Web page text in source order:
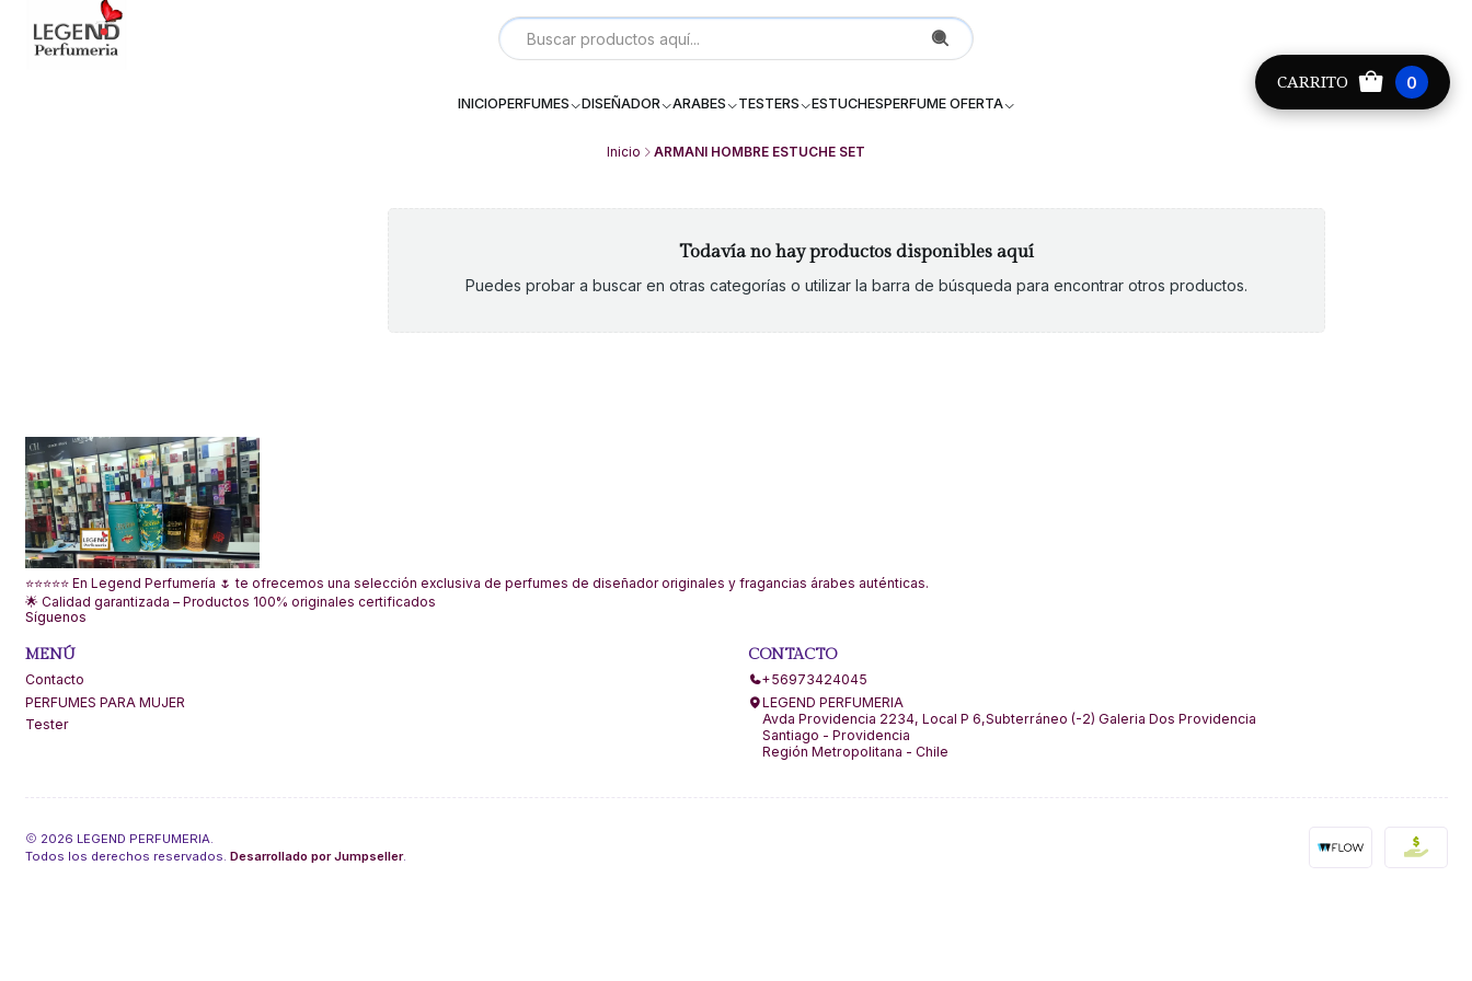
CARRITO 0
INICIOPERFUMES DISEÑADOR ARABES TESTERS ESTUCHESPERFUME OFERTA
Avda Providencia 2234, Local P 6, Subterraneo (--2) Galeria Dos Providencia Santiago - Providencia +56 9 8881 9171
Inicio ARMANI HOMBRE ESTUCHE SET
Todavía no hay productos disponibles aquí
Puedes probar a buscar en otras categorías o utilizar la barra de búsqueda para encontrar otros productos.
⭐⭐⭐⭐⭐ En Legend Perfumería 🌷 te ofrecemos una selección exclusiva de perfumes de diseñador originales y fragancias árabes auténticas.
🌟 Calidad garantizada – Productos 100% originales certificados
Síguenos
MENÚ
Contacto
PERFUMES PARA MUJER
Tester
CONTACTO
+56973424045
LEGEND PERFUMERIA
Avda Providencia 2234, Local P 6,Subterráneo (-2) Galeria Dos Providencia
Santiago - Providencia
Región Metropolitana - Chile
2026 LEGEND PERFUMERIA.
Todos los derechos reservados. Desarrollado por Jumpseller.